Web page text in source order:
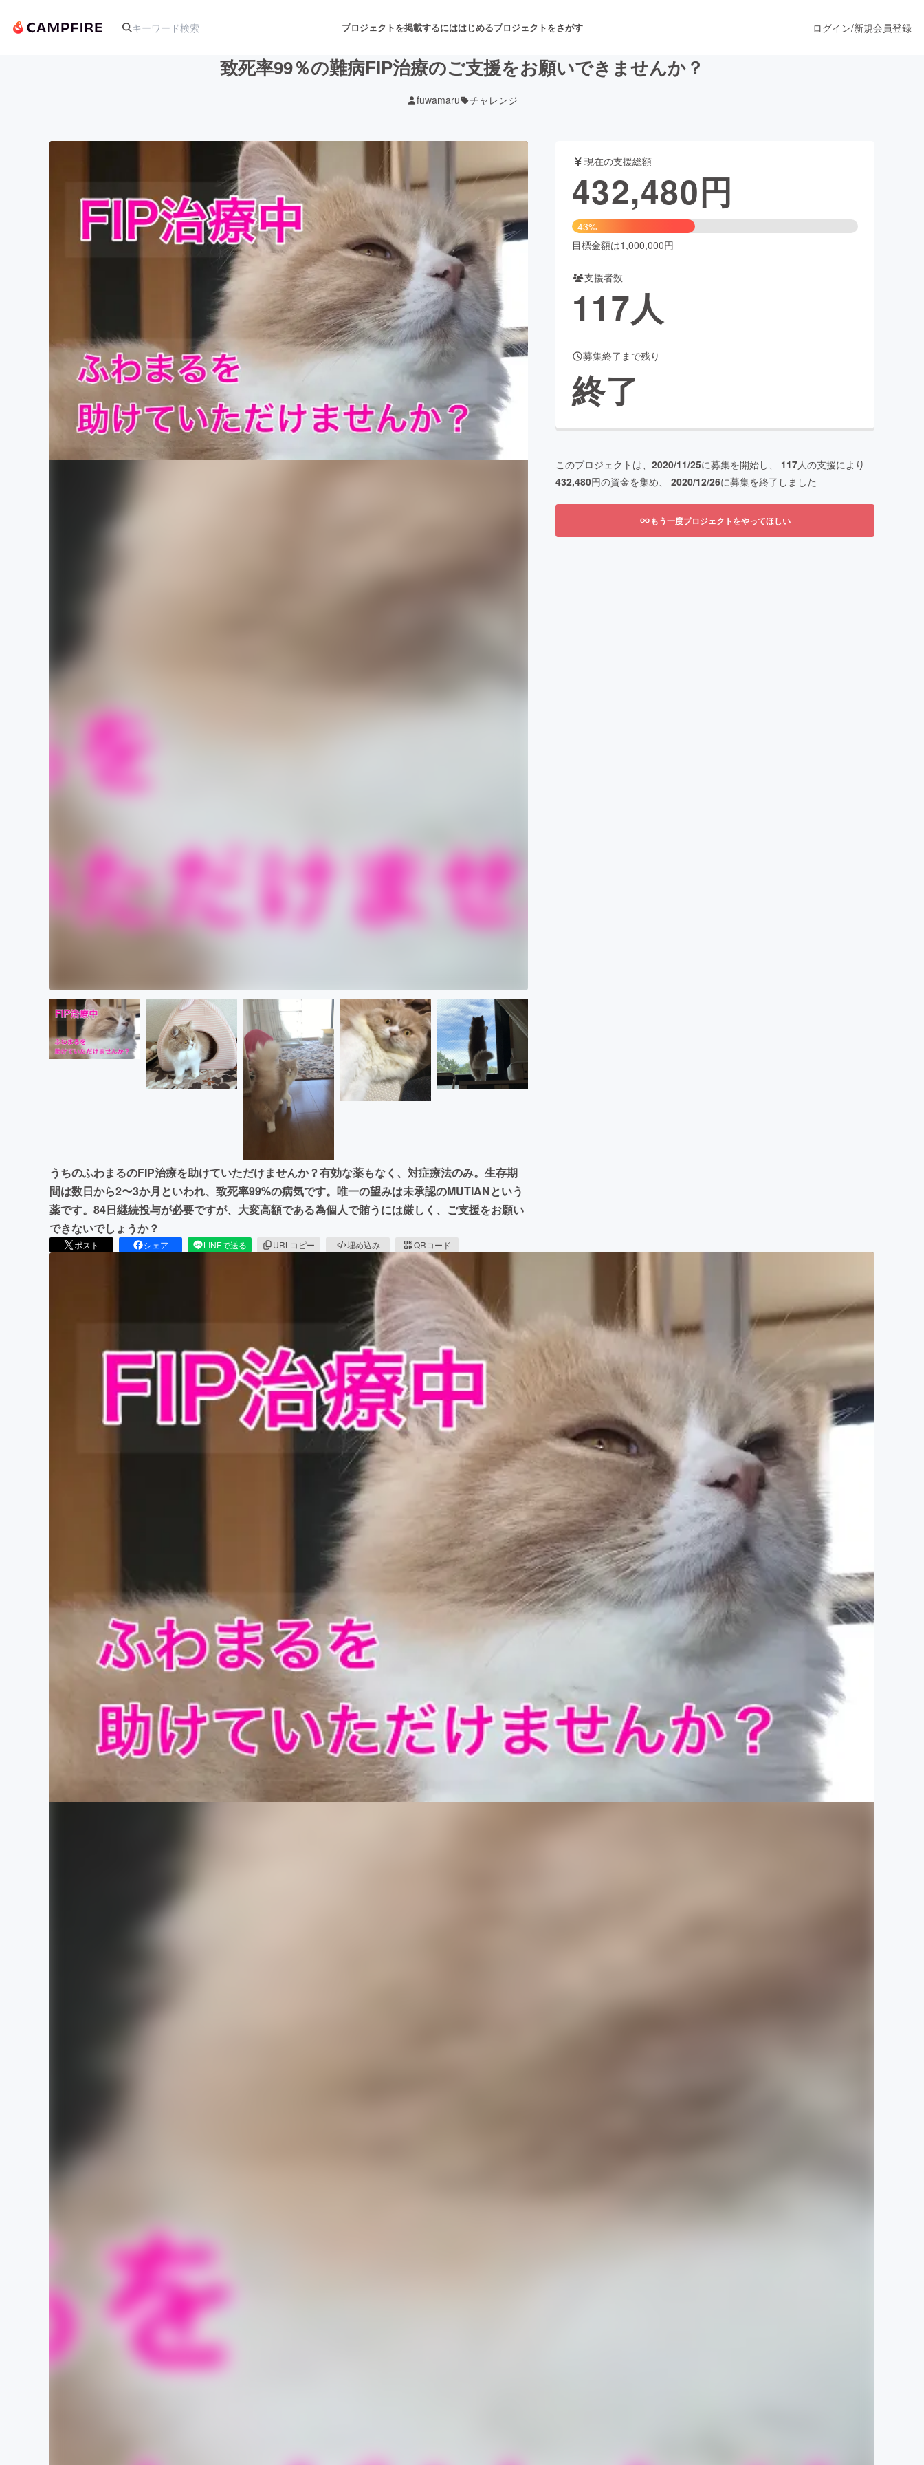
プロジェクトを掲載するにははじめるプロジェクトをさがす
舞台・パフォーマンス
テクノロジー・ガジェット ゲーム・サービス開発 フード・飲食店 ファッション
映像・映画 書籍・雑誌出版 アニメ・漫画
チャレンジ ビューティー・ヘルスケア
まちづくり・地域活性化
CAMPFIRE for Social Good CAMPFIRE Creation
CAMPFIREふるさと納税
machi-yaコミュニティ
ログイン/新規会員登録
致死率99％の難病FIP治療のご支援をお願いできませんか？
fuwamaru チャレンジ
うちのふわまるのFIP治療を助けていただけませんか？有効な薬もなく、対症療法のみ。生存期
間は数日から2〜3か月といわれ、致死率99%の病気です。唯一の望みは未承認のMUTIANという
薬です。84日継続投与が必要ですが、大変高額である為個人で賄うには厳しく、ご支援をお願い
できないでしょうか？
ポスト シェア LINEで送る URLコピー 埋め込み QRコード
現在の支援総額
432,480円
43%
目標金額は1,000,000円
支援者数
117人
募集終了まで残り
終了
このプロジェクトは、 2020/11/25に募集を開始し、 117人の支援により
432,480円の資金を集め、 2020/12/26に募集を終了しました
もう一度プロジェクトをやってほしい